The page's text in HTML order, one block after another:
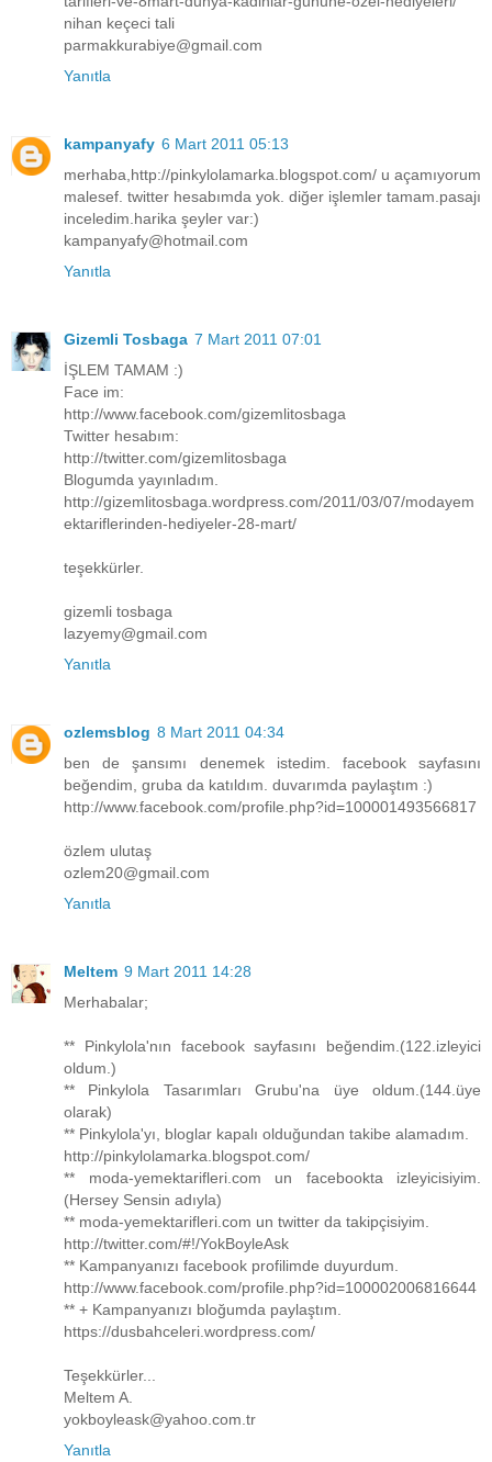
nihan keçeci tali
parmakkurabiye@gmail.com
Yanıtla
kampanyafy 6 Mart 2011 05:13
merhaba,http://pinkylolamarka.blogspot.com/ u açamıyorum
malesef. twitter hesabımda yok. diğer işlemler tamam.pasajı
inceledim.harika şeyler var:)
kampanyafy@hotmail.com
Yanıtla
Gizemli Tosbaga 7 Mart 2011 07:01
İŞLEM TAMAM :)
Face im:
http://www.facebook.com/gizemlitosbaga
Twitter hesabım:
http://twitter.com/gizemlitosbaga
Blogumda yayınladım.
http://gizemlitosbaga.wordpress.com/2011/03/07/modayem
ektariflerinden-hediyeler-28-mart/
teşekkürler.
gizemli tosbaga
lazyemy@gmail.com
Yanıtla
ozlemsblog 8 Mart 2011 04:34
ben de şansımı denemek istedim. facebook sayfasını
beğendim, gruba da katıldım. duvarımda paylaştım :)
http://www.facebook.com/profile.php?id=100001493566817
özlem ulutaş
ozlem20@gmail.com
Yanıtla
Meltem 9 Mart 2011 14:28
Merhabalar;
** Pinkylola'nın facebook sayfasını beğendim.(122.izleyici
oldum.)
** Pinkylola Tasarımları Grubu'na üye oldum.(144.üye
olarak)
** Pinkylola'yı, bloglar kapalı olduğundan takibe alamadım.
http://pinkylolamarka.blogspot.com/
** moda-yemektarifleri.com un facebookta izleyicisiyim.
(Hersey Sensin adıyla)
** moda-yemektarifleri.com un twitter da takipçisiyim.
http://twitter.com/#!/YokBoyleAsk
** Kampanyanızı facebook profilimde duyurdum.
http://www.facebook.com/profile.php?id=100002006816644
** + Kampanyanızı bloğumda paylaştım.
https://dusbahceleri.wordpress.com/
Teşekkürler...
Meltem A.
yokboyleask@yahoo.com.tr
Yanıtla